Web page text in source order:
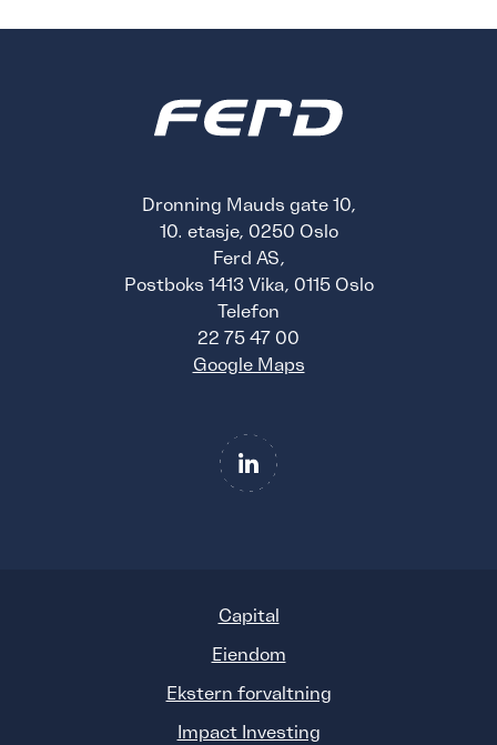
Dronning Mauds gate 10,
10. etasje, 0250 Oslo
Ferd AS,
Postboks 1413 Vika, 0115 Oslo
Telefon
22 75 47 00
Google Maps
Capital
Eiendom
Ekstern forvaltning
Impact Investing